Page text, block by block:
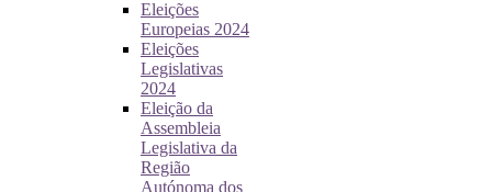
Eleições
Europeias 2024
Eleições
Legislativas
2024
Eleição da
Assembleia
Legislativa da
Região
Autónoma dos